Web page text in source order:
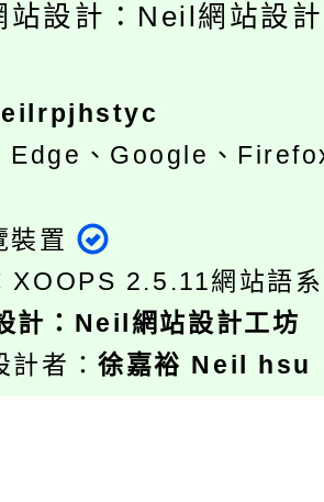
站設計：Neil網站設
Edge、Google、
裝置
XOOPS 2.5.11網站語
計 ： Neil網站設計工坊
計者：徐嘉裕 Neil hsu